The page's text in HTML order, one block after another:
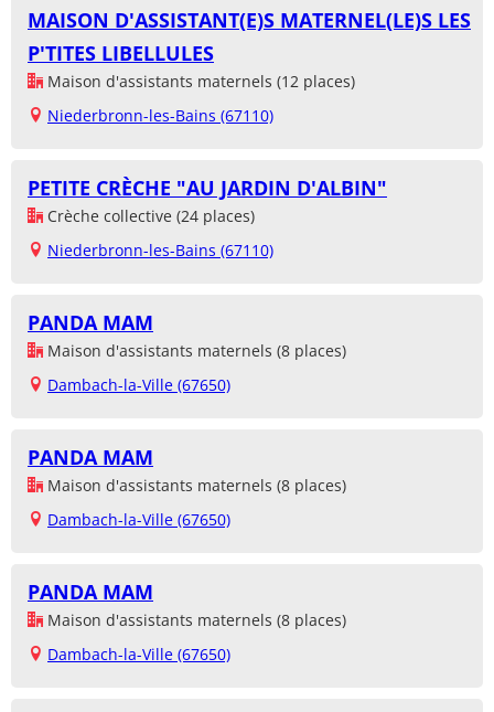
MAISON D'ASSISTANT(E)S MATERNEL(LE)S LES
P'TITES LIBELLULES
Maison d'assistants maternels (12 places)
Niederbronn-les-Bains (67110)
PETITE CRÈCHE "AU JARDIN D'ALBIN"
Crèche collective (24 places)
Niederbronn-les-Bains (67110)
PANDA MAM
Maison d'assistants maternels (8 places)
Dambach-la-Ville (67650)
PANDA MAM
Maison d'assistants maternels (8 places)
Dambach-la-Ville (67650)
PANDA MAM
Maison d'assistants maternels (8 places)
Dambach-la-Ville (67650)